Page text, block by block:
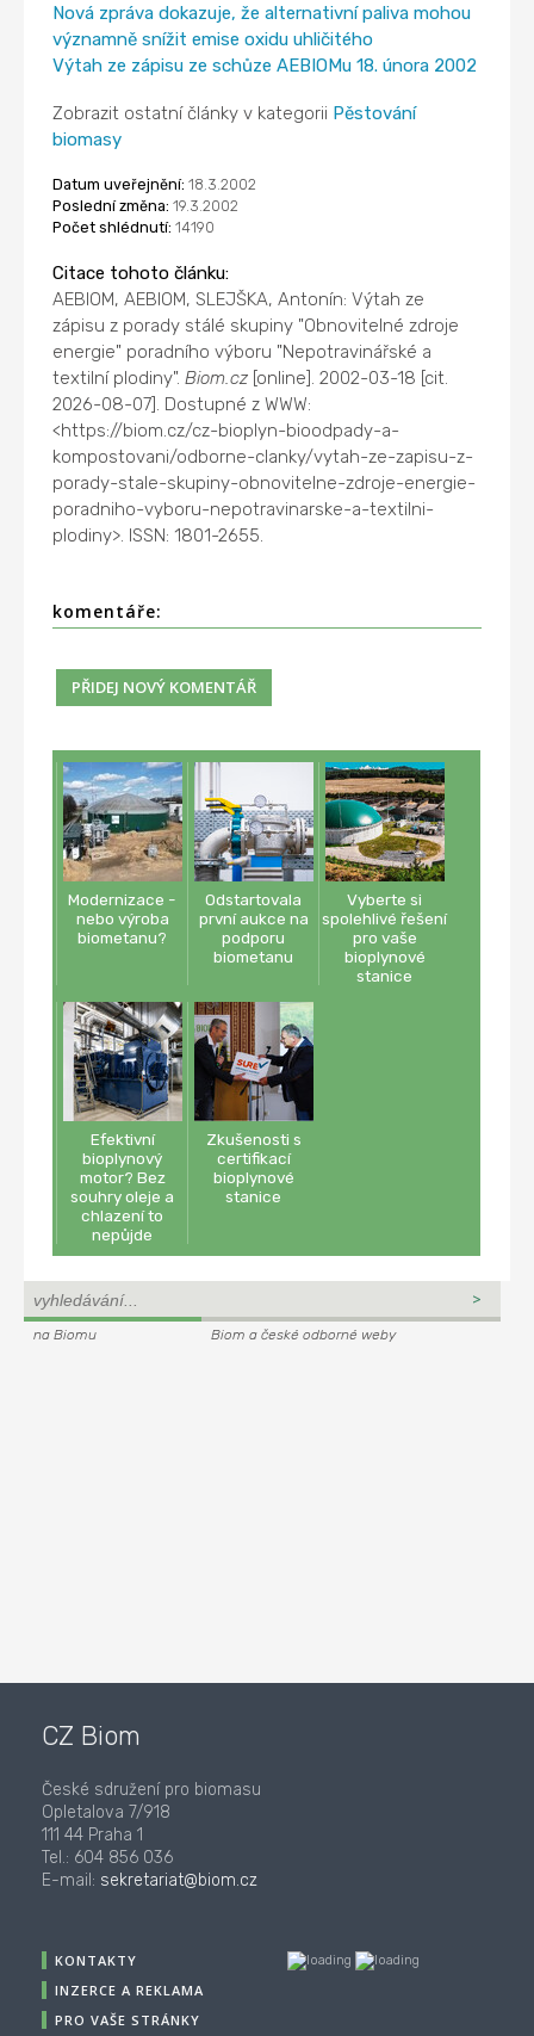
Nová zpráva dokazuje, že alternativní paliva mohou
významně snížit emise oxidu uhličitého
Výtah ze zápisu ze schůze AEBIOMu 18. února 2002
Zobrazit ostatní články v kategorii Pěstování
biomasy
Datum uveřejnění: 18.3.2002
Poslední změna: 19.3.2002
Počet shlédnutí: 14190
Citace tohoto článku:
AEBIOM, AEBIOM, SLEJŠKA, Antonín: Výtah ze
zápisu z porady stálé skupiny "Obnovitelné zdroje
energie" poradního výboru "Nepotravinářské a
textilní plodiny".Biom.cz [online]. 2002-03-18 [cit.
2026-08-07]. Dostupné z WWW:
<https://biom.cz/cz-bioplyn-bioodpady-a-
kompostovani/odborne-clanky/vytah-ze-zapisu-z-
porady-stale-skupiny-obnovitelne-zdroje-energie-
poradniho-vyboru-nepotravinarske-a-textilni-
plodiny>. ISSN: 1801-2655.
komentáře:
Modernizace -
nebo výroba
biometanu?
Odstartovala
první aukce na
podporu
biometanu
Vyberte si
spolehlivé řešení
pro vaše
bioplynové
stanice
Efektivní
bioplynový
motor? Bez
souhry oleje a
chlazení to
nepůjde
Zkušenosti s
certifikací
bioplynové
stanice
na Biomu Biom a české odborné weby
CZ Biom
České sdružení pro biomasu
Opletalova 7/918
111 44 Praha 1
Tel.: 604 856 036
E-mail: sekretariat@biom.cz
KONTAKTY
INZERCE A REKLAMA
PRO VAŠE STRÁNKY